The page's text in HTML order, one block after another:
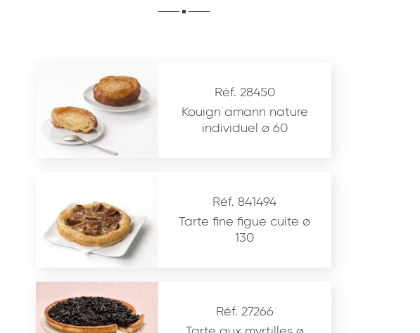
Réf. 28450
Kouign amann nature
individuel ø 60
Réf. 841494
Tarte fine figue cuite ø
130
Réf. 27266